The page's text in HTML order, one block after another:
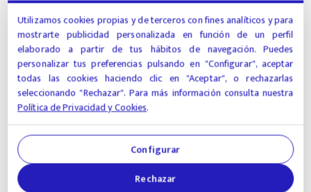
Familias
Viajan con niños, por lo que buscan actividades
familiares como visitas a lugares de interés
cultural, museos, zoológicos, actividades
deportivas… Valoran la buena ubicación del
hotel, el servicio de parking ya que suelen
viajar en coche, el desayuno incluido y los
servicios especiales para niños.
Utilizamos cookies propias y de terceros con fines analíticos y para
mostrarte publicidad personalizada en función de un perfil
elaborado a partir de tus hábitos de navegación. Puedes
personalizar tus preferencias pulsando en "Configurar", aceptar
todas las cookies haciendo clic en "Aceptar", o rechazarlas
seleccionando "Rechazar". Para más información consulta nuestra
Política de Privacidad y Cookies.
Configurar
Rechazar